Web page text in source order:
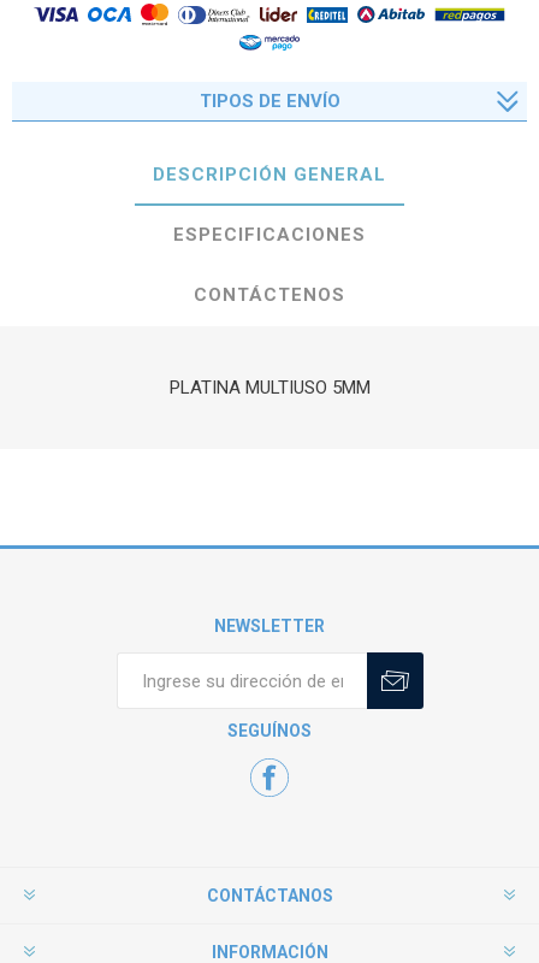
TIPOS DE ENVÍO
DESCRIPCIÓN GENERAL
ESPECIFICACIONES
CONTÁCTENOS
PLATINA MULTIUSO 5MM
NEWSLETTER
SEGUÍNOS
CONTÁCTANOS
INFORMACIÓN